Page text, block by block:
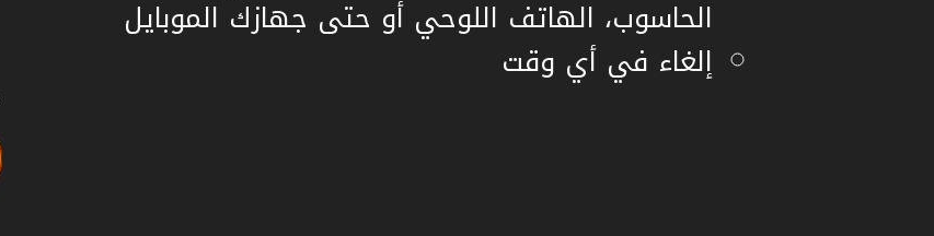
الحاسوب، الهاتف اللوحي أو حتى جهازك الموبايل
إلغاء في أي وقت